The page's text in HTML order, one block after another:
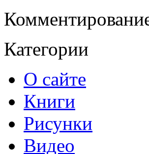
Категории
О сайте
Книги
Рисунки
Видео